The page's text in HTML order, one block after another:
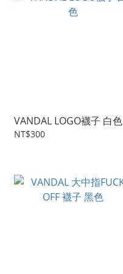
VANDAL LOGO襪子 白色
NT$300